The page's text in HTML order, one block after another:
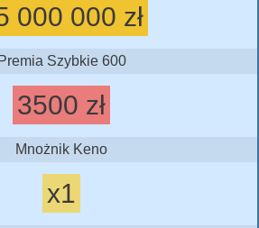
000 000 zł
Premia Szybkie 600
3500 zł
Mnożnik Keno
x1